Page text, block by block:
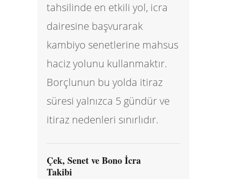
tahsilinde en etkili yol, icra
dairesine başvurarak
kambiyo senetlerine mahsus
haciz yolunu kullanmaktır.
Borçlunun bu yolda itiraz
süresi yalnızca 5 gündür ve
itiraz nedenleri sınırlıdır.
Çek, Senet ve Bono İcra
Takibi